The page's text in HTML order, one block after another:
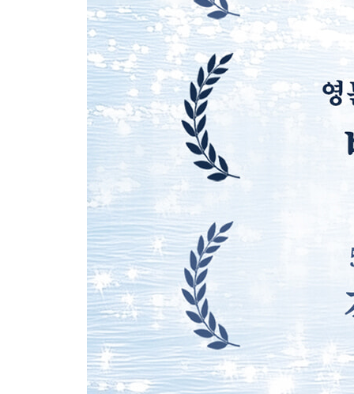
만날 사람은 어떻게 해서든 만나게 되어 있다 100
관계에 있어 칼같은 사람들 102
마음의 창 105
마음을 줄 거라면 106
3. 사랑이라는 빛나는 마음
애정하는 마음이 가장 예술이에요
낭만으로 향하는 일 110
사랑은 막을 수 없는 감정이었다 112
사랑하기 좋은 계절 114
그래도, 그러나, 그럼에도 116
사랑이 주는 위대함 118
같이 가자 120
사랑하는 사람에게 편지로 전하고 싶은 마음 122
사랑은 주는 것보다 받는 연습이 필요한 것 127
일상의 온도에서 이상적인 하루를 만들어 주는 129
사랑하고 있을 때 일어나는 일들 130
서로 133